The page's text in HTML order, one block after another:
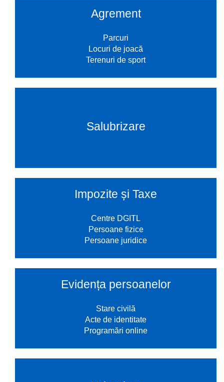
Agrement
Parcuri
Locuri de joacă
Terenuri de sport
Salubrizare
Impozite și Taxe
Centre DGITL
Persoane fizice
Persoane juridice
Evidența persoanelor
Stare civilă
Acte de identitate
Programări online